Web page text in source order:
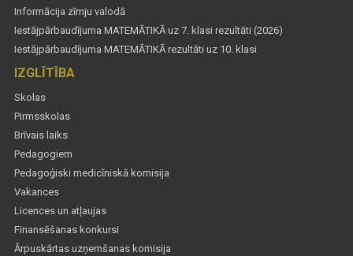
Informācija zīmju valodā
Iestājpārbaudījuma MATEMĀTIKĀ uz 7. klasi rezultāti (2026)
Iestājpārbaudījuma MATEMĀTIKĀ rezultāti uz 10. klasi
IZGLĪTĪBA
Skolas
Pirmsskolas
Brīvais laiks
Pedagogiem
Pedagoģiski medicīniskā komisija
Vakances
Licences un atļaujas
Finansēšanas konkursi
Ārpuskārtas uzņemšanas komisija